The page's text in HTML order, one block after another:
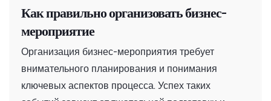
Как правильно организовать бизнес-
мероприятие
Организация бизнес-мероприятия требует
внимательного планирования и понимания
ключевых аспектов процесса. Успех таких